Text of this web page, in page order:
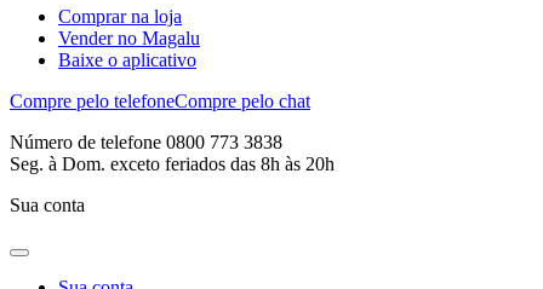
Comprar na loja
Vender no Magalu
Baixe o aplicativo
Compre pelo telefoneCompre pelo chat
Número de telefone 0800 773 3838
Seg. à Dom. exceto feriados das 8h às 20h
Sua conta